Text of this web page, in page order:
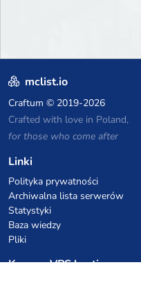
mclist.io
Craftum © 2019-2026
Crafted with love in Poland,
for those who come after
Linki
Polityka prywatności
Archiwalna lista serwerów
Statystyki
Baza wiedzy
Pliki
Kupony VPS hostingowe